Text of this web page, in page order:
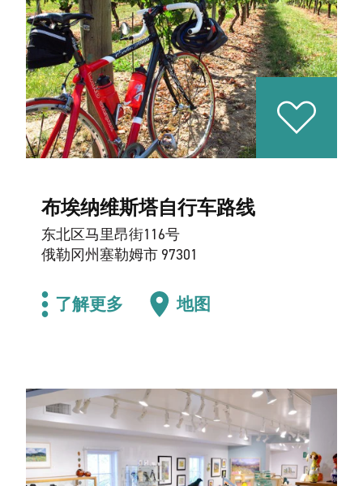
布埃纳维斯塔自行车路线
东北区马里昂街116号
俄勒冈州塞勒姆市 97301
了解更多 地图